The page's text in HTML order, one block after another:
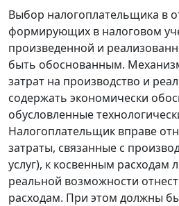
Выбор налогоплательщика в
формирующих в налоговом
произведенной и
быть обоснованным.
затрат на производство и
содержать экономически
обусловленные
Налогоплательщик вправе
затраты, связанные с
услуг), к косвенным расходам
реальной возможности
расходам. При этом должны